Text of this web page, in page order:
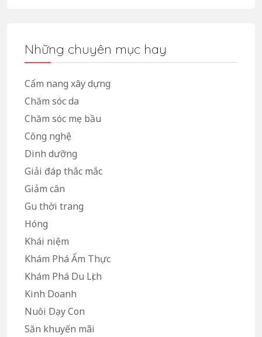
Những chuyên mục hay
Cẩm nang xây dựng
Chăm sóc da
Chăm sóc mẹ bầu
Công nghệ
Dinh dưỡng
Giải đáp thắc mắc
Giảm cân
Gu thời trang
Hóng
Khái niệm
Khám Phá Ẩm Thực
Khám Phá Du Lịch
Kinh Doanh
Nuôi Dạy Con
Săn khuyến mãi